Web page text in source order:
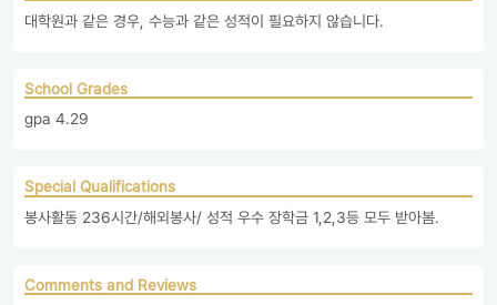
대학원과 같은 경우, 수능과 같은 성적이 필요하지 않습니다.
School Grades
gpa 4.29
Special Qualifications
봉사활동 236시간/해외봉사/ 성적 우수 장학금 1,2,3등 모두 받아봄.
Comments and Reviews